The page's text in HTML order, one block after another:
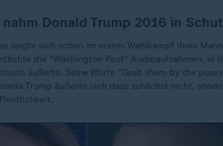
Donald Trump 2016 in
zeigte sich schon im ersten Wahlkampf ihres
die "Washington Post" Audioaufnahmen, in
äußerte. Seine Worte "Grab them by the
Trump äußerte sich dazu zunächst nicht,